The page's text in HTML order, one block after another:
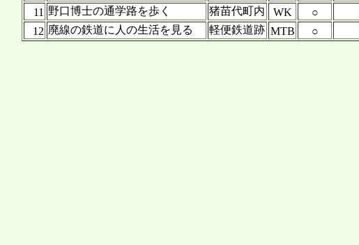
11 野口博士の通学路を歩く 猪苗代町内 WK ○
12 廃線の鉄道に人の生活を見る 軽便鉄道跡 MTB ○